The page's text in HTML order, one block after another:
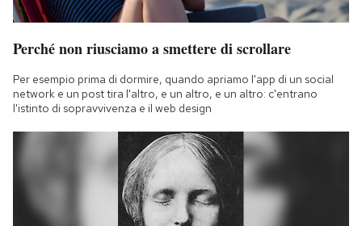
Perché non riusciamo a smettere di scrollare
Per esempio prima di dormire, quando apriamo l'app di un social
network e un post tira l'altro, e un altro, e un altro: c'entrano
l'istinto di sopravvivenza e il web design